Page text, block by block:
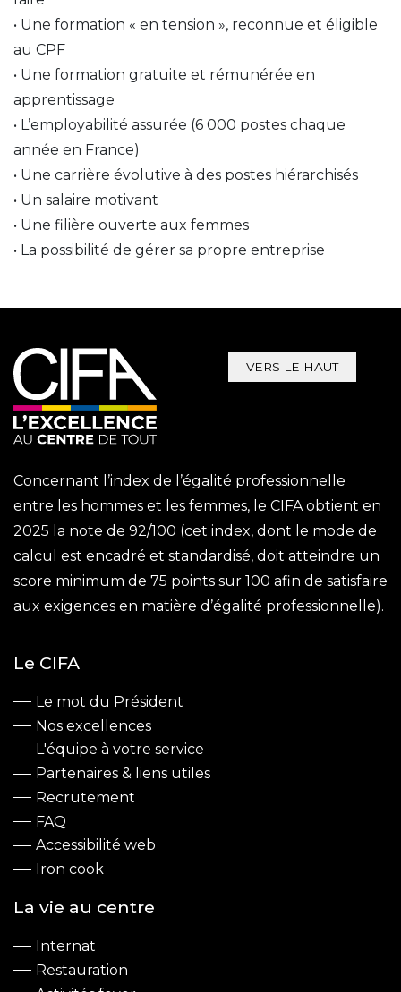
• Une formation « en tension », reconnue et éligible
au CPF
• Une formation gratuite et rémunérée en
apprentissage
• L’employabilité assurée (6 000 postes chaque
année en France)
• Une carrière évolutive à des postes hiérarchisés
• Un salaire motivant
• Une filière ouverte aux femmes
• La possibilité de gérer sa propre entreprise
VERS LE HAUT
Concernant l’index de l’égalité professionnelle
entre les hommes et les femmes, le CIFA obtient en
2025 la note de 92/100 (cet index, dont le mode de
calcul est encadré et standardisé, doit atteindre un
score minimum de 75 points sur 100 afin de satisfaire
aux exigences en matière d’égalité professionnelle).
Le CIFA
Le mot du Président
Nos excellences
L'équipe à votre service
Partenaires & liens utiles
Recrutement
FAQ
Accessibilité web
Iron cook
La vie au centre
Internat
Restauration